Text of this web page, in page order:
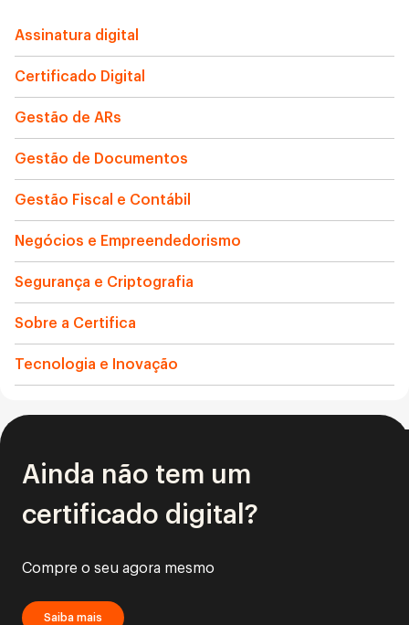
Assinatura digital
Certificado Digital
Gestão de ARs
Gestão de Documentos
Gestão Fiscal e Contábil
Negócios e Empreendedorismo
Segurança e Criptografia
Sobre a Certifica
Tecnologia e Inovação
Ainda não tem um
certificado digital?
Compre o seu agora mesmo
Saiba mais